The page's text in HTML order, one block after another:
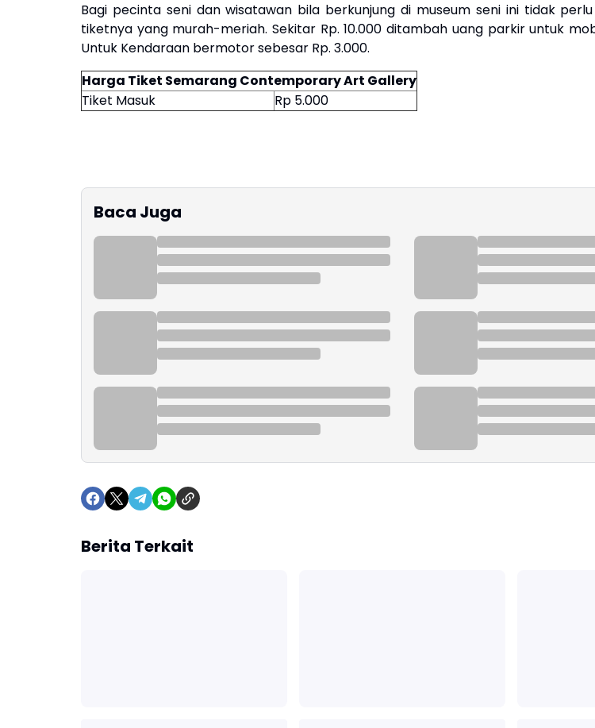
Bagi pecinta seni dan wisatawan bila berkunjung di museum seni ini tidak
tiketnya yang murah-meriah. Sekitar Rp. 10.000 ditambah uang parkir untuk
Untuk Kendaraan bermotor sebesar Rp. 3.000.
Harga Tiket Semarang Contemporary Art Gallery
Tiket Masuk
Rp 5.000
Baca Juga
Berita Terkait